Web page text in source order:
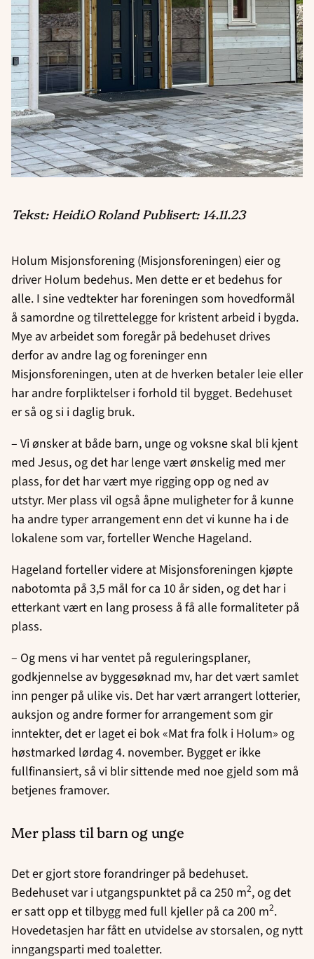
Tekst: Heidi.O Roland Publisert: 14.11.23
Holum Misjonsforening (Misjonsforeningen) eier og
driver Holum bedehus. Men dette er et bedehus for
alle. I sine vedtekter har foreningen som hovedformål
å samordne og tilrettelegge for kristent arbeid i bygda.
Mye av arbeidet som foregår på bedehuset drives
derfor av andre lag og foreninger enn
Misjonsforeningen, uten at de hverken betaler leie eller
har andre forpliktelser i forhold til bygget. Bedehuset
er så og si i daglig bruk.
– Vi ønsker at både barn, unge og voksne skal bli kjent
med Jesus, og det har lenge vært ønskelig med mer
plass, for det har vært mye rigging opp og ned av
utstyr. Mer plass vil også åpne muligheter for å kunne
ha andre typer arrangement enn det vi kunne ha i de
lokalene som var, forteller Wenche Hageland.
Hageland forteller videre at Misjonsforeningen kjøpte
nabotomta på 3,5 mål for ca 10 år siden, og det har i
etterkant vært en lang prosess å få alle formaliteter på
plass.
– Og mens vi har ventet på reguleringsplaner,
godkjennelse av byggesøknad mv, har det vært samlet
inn penger på ulike vis. Det har vært arrangert lotterier,
auksjon og andre former for arrangement som gir
inntekter, det er laget ei bok «Mat fra folk i Holum» og
høstmarked lørdag 4. november. Bygget er ikke
fullfinansiert, så vi blir sittende med noe gjeld som må
betjenes framover.
Mer plass til barn og unge
Det er gjort store forandringer på bedehuset.
Bedehuset var i utgangspunktet på ca 250 m2, og det
er satt opp et tilbygg med full kjeller på ca 200 m2.
Hovedetasjen har fått en utvidelse av storsalen, og nytt
inngangsparti med toaletter.